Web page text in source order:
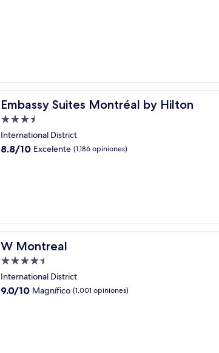
Embassy Suites Montréal by Hilton
Embassy Suites Montréal by Hilton
Propiedad
de
3.5
International District
8.8
8.8/10 Excelente (1,186 opiniones)
W Montreal
W Montreal
Propiedad
de
4.5
estrellas
International District
9.0
9.0/10 Magnífico (1,001 opiniones)